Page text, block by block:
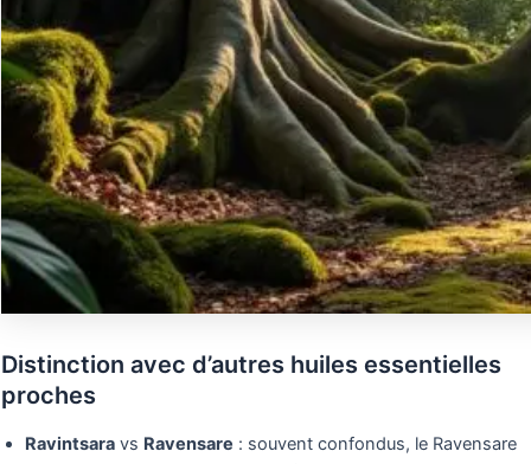
Distinction avec d’autres huiles essentielles
proches
Ravintsara vs Ravensare : souvent confondus, le Ravensare